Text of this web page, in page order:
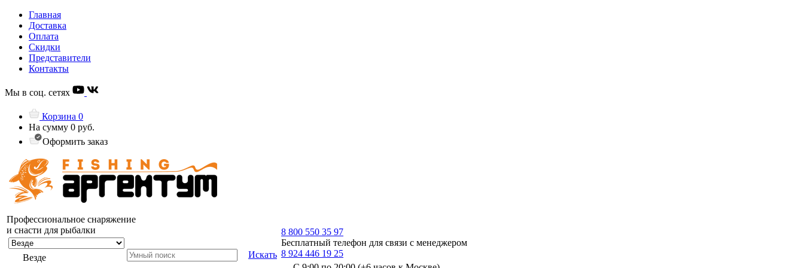
Главная
Доставка
Оплата
Скидки
Представители
Контакты
Мы в соц. сетях
Корзина 0
На сумму 0 руб.
Оформить заказ
Профессиональное снаряжение
и снасти для рыбалки
Везде Искать
8 800 550 35 97
Бесплатный телефон для связи с менеджером
8 924 446 19 25